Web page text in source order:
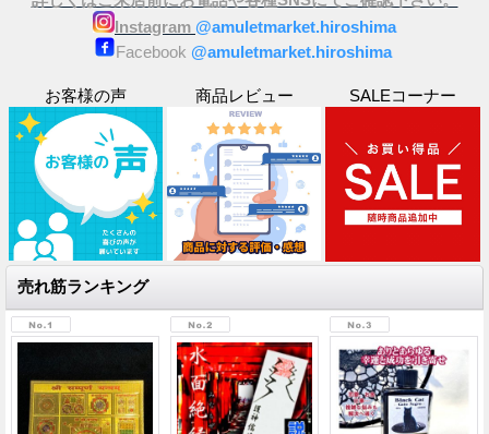
Instagram @amuletmarket.hiroshima
Facebook @amuletmarket.hiroshima
お客様の声 商品レビュー SALEコーナー
売れ筋ランキング